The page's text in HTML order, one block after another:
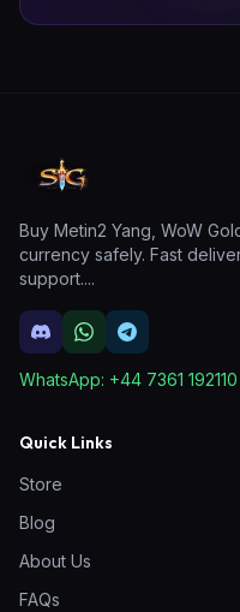
Buy Metin2 Yang, WoW
currency safely. Fast
support....
WhatsApp: +44 7361 192110
Quick Links
Store
Blog
About Us
FAQs